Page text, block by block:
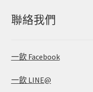
字:
聯絡我們
一飲 Facebook
一飲 LINE@